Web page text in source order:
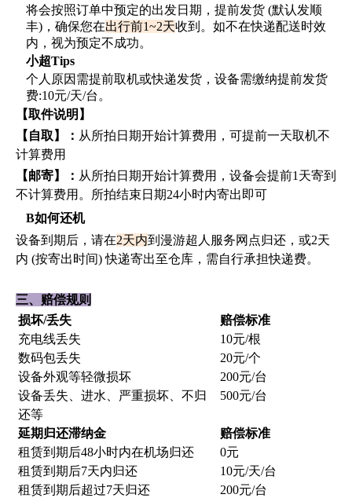
将会按照订单中预定的出发日期，提前发货 (默认发顺
丰)，确保您在出行前1~2天收到。如不在快递配送时效
内，视为预定不成功。
小超Tips
个人原因需提前取机或快递发货，设备需缴纳提前发货
费:10元/天/台。
【取件说明】
【自取】： 从所拍日期开始计算费用，可提前一天取机不
计算费用
【邮寄】： 从所拍日期开始计算费用，设备会提前1天寄到
不计算费用。所拍结束日期24小时内寄出即可
B如何还机
设备到期后，请在2天内到漫游超人服务网点归还，或2天
内 (按寄出时间) 快递寄出至仓库，需自行承担快递费。
三、赔偿规则
损坏/丢失
赔偿标准
充电线丢失
10元/根
数码包丢失
20元/个
设备外观等轻微损坏
200元/台
设备丢失、进水、严重损坏、不归
还等
500元/台
延期归还滞纳金
赔偿标准
租赁到期后48小时内在机场归还
0元
租赁到期后7天内归还
10元/天/台
租赁到期后超过7天归还 200元/台